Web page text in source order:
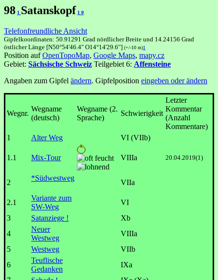
98 1 Satanskopf 1 0
Telefonfreundliche Ansicht
Gipfelkoordinaten: 50.91291 Grad nördlicher Breite und 14.24156 Grad
östlicher Länge [N50°54'46.4" O14°14'29.6"] (+/-10 m)1
Position aufOpenTopoMap, Google Maps, mapy.cz
Gebiet: Sächsische Schweiz Teilgebiet 6: Affensteine
Angaben zum Gipfel ändern. Gipfelposition eingeben oder ändern
Wegnr.
Wegname
(deutsch)
Wegname (2.
Sprache)
Schwierigkeit
Letzter
Kommentar
(Anzahl
Kommentare)
1
Alter Weg VI (VIIb)
1.1 Mix-Tour VIIIa 20.04.2019(1)
2
*Südwestweg
VIIa
2.1
Variante zum
SW-Weg
VI
3
Satanziege !
Xb
4
Neuer
Westweg
VIIIa
5
Westweg
VIIb
6
Teuflische
Gedanken
IXa